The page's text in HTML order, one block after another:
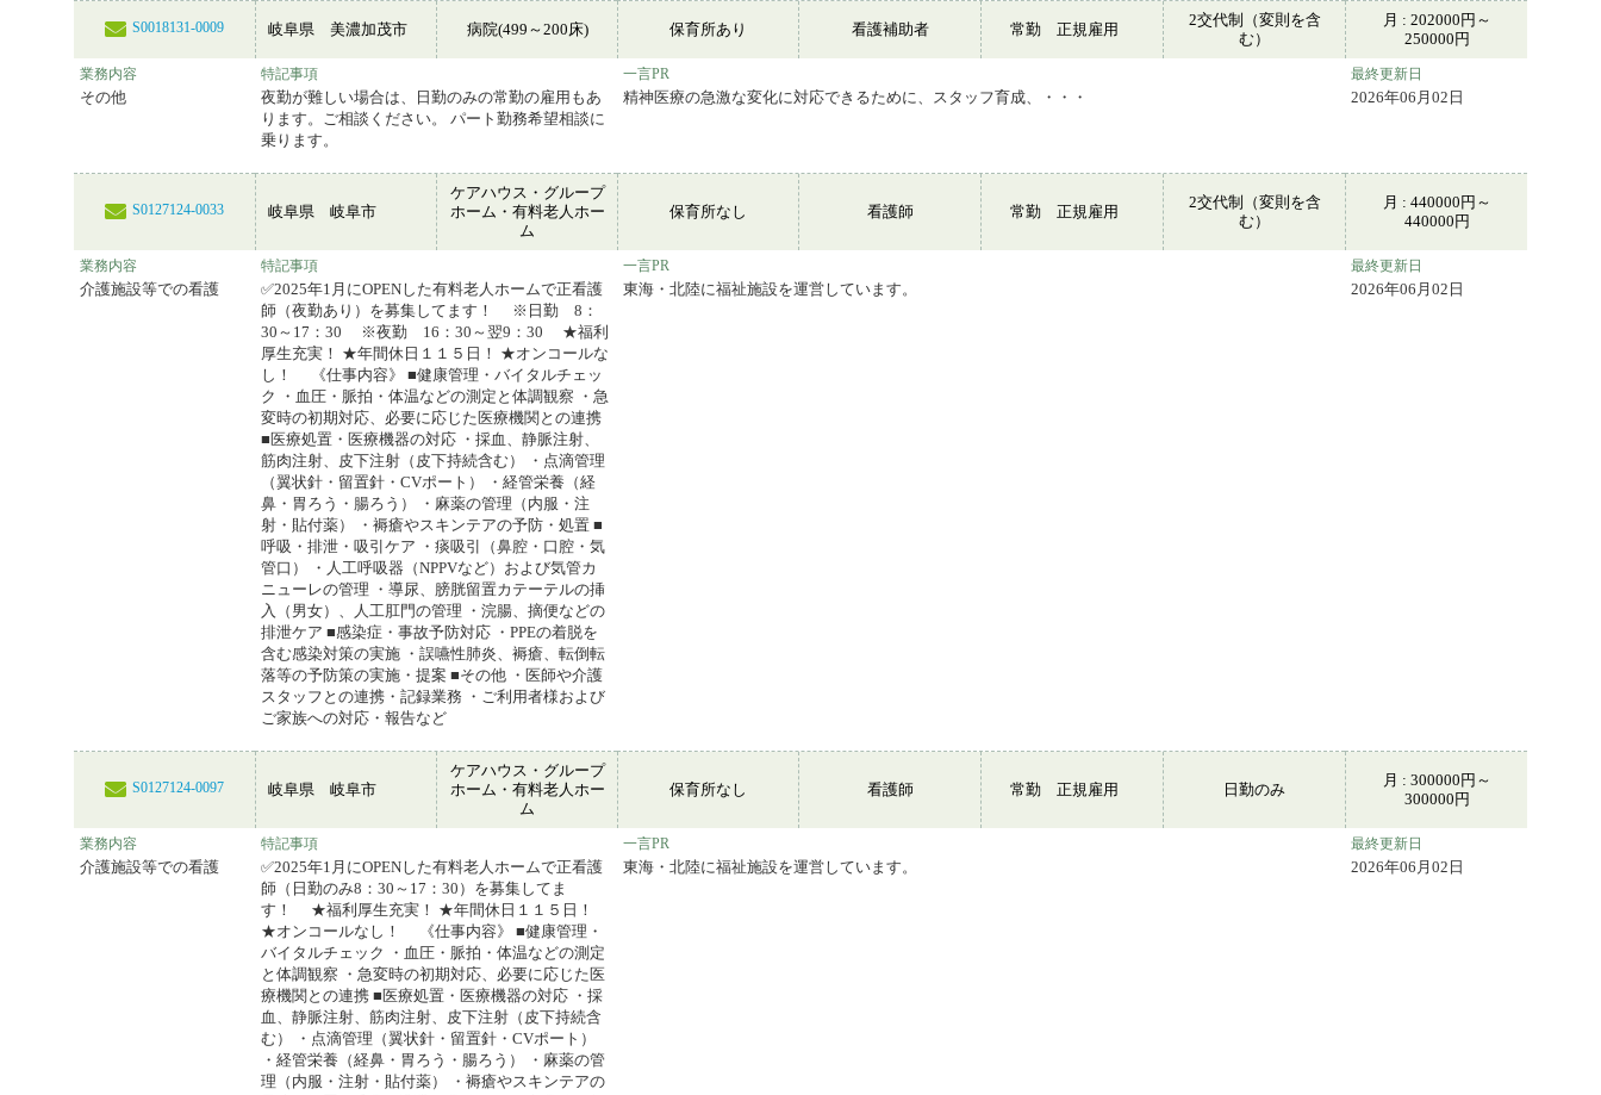
S0018131-0009 岐阜県 美濃加茂市 病院(499～200床) 保育所あり 看護補助者 常勤 正規雇用
2交代制（変則を含
む）
月 : 202000円～
250000円
業務内容
その他
特記事項
夜勤が難しい場合は、日勤のみの常勤の雇用もあ
ります。ご相談ください。 パート勤務希望相談に
乗ります。
一言PR
精神医療の急激な変化に対応できるために、スタッフ育成、・・・
最終更新日
2026年06月02日
S0127124-0033 岐阜県 岐阜市
ケアハウス・グループ
ホーム・有料老人ホー
ム
保育所なし 看護師 常勤 正規雇用
2交代制（変則を含
む）
月 : 440000円～
440000円
業務内容
介護施設等での看護
特記事項
✅2025年1月にOPENした有料老人ホームで正看護
師（夜勤あり）を募集してます！ ※日勤 8：
30～17：30 ※夜勤 16：30～翌9：30 ★福利
厚生充実！ ★年間休日１１５日！ ★オンコールな
し！ 《仕事内容》 ■健康管理・バイタルチェッ
ク ・血圧・脈拍・体温などの測定と体調観察 ・急
変時の初期対応、必要に応じた医療機関との連携
■医療処置・医療機器の対応 ・採血、静脈注射、
筋肉注射、皮下注射（皮下持続含む） ・点滴管理
（翼状針・留置針・CVポート） ・経管栄養（経
鼻・胃ろう・腸ろう） ・麻薬の管理（内服・注
射・貼付薬） ・褥瘡やスキンテアの予防・処置 ■
呼吸・排泄・吸引ケア ・痰吸引（鼻腔・口腔・気
管口） ・人工呼吸器（NPPVなど）および気管カ
ニューレの管理 ・導尿、膀胱留置カテーテルの挿
入（男女）、人工肛門の管理 ・浣腸、摘便などの
排泄ケア ■感染症・事故予防対応 ・PPEの着脱を
含む感染対策の実施 ・誤嚥性肺炎、褥瘡、転倒転
落等の予防策の実施・提案 ■その他 ・医師や介護
スタッフとの連携・記録業務 ・ご利用者様および
ご家族への対応・報告など
一言PR
東海・北陸に福祉施設を運営しています。
最終更新日
2026年06月02日
S0127124-0097 岐阜県 岐阜市
ケアハウス・グループ
ホーム・有料老人ホー
ム
保育所なし 看護師 常勤 正規雇用 日勤のみ
月 : 300000円～
300000円
業務内容
介護施設等での看護
特記事項
✅2025年1月にOPENした有料老人ホームで正看護
師（日勤のみ8：30～17：30）を募集してま
す！ ★福利厚生充実！ ★年間休日１１５日！
★オンコールなし！ 《仕事内容》 ■健康管理・
バイタルチェック ・血圧・脈拍・体温などの測定
と体調観察 ・急変時の初期対応、必要に応じた医
療機関との連携 ■医療処置・医療機器の対応 ・採
血、静脈注射、筋肉注射、皮下注射（皮下持続含
む） ・点滴管理（翼状針・留置針・CVポート）
・経管栄養（経鼻・胃ろう・腸ろう） ・麻薬の管
理（内服・注射・貼付薬） ・褥瘡やスキンテアの
一言PR
東海・北陸に福祉施設を運営しています。
最終更新日
2026年06月02日